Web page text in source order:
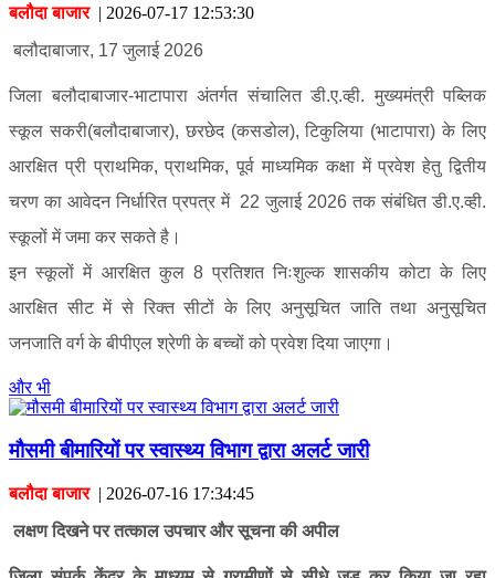
बलौदा बाजार| 2026-07-17 12:53:30
बलौदाबाजार, 17 जुलाई 2026
जिला बलौदाबाजार-भाटापारा अंतर्गत संचालित डी.ए.व्ही. मुख्यमंत्री पब्लिक
स्कूल सकरी(बलौदाबाजार), छरछेद (कसडोल), टिकुलिया (भाटापारा) के लिए
आरक्षित प्री प्राथमिक, प्राथमिक, पूर्व माध्यमिक कक्षा में प्रवेश हेतु द्वितीय
चरण का आवेदन निर्धारित प्रपत्र में 22 जुलाई 2026 तक संबंधित डी.ए.व्ही.
स्कूलों में जमा कर सकते है।
इन स्कूलों में आरक्षित कुल 8 प्रतिशत निःशुल्क शासकीय कोटा के लिए
आरक्षित सीट में से रिक्त सीटों के लिए अनुसूचित जाति तथा अनुसूचित
जनजाति वर्ग के बीपीएल श्रेणी के बच्चों को प्रवेश दिया जाएगा।
और भी
मौसमी बीमारियों पर स्वास्थ्य विभाग द्वारा अलर्ट जारी
बलौदा बाजार| 2026-07-16 17:34:45
लक्षण दिखने पर तत्काल उपचार और सूचना की अपील